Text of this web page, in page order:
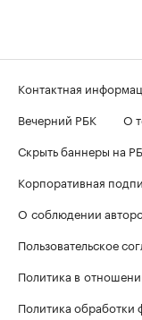
Контактная
Вечерний РБК
О
Скрыть баннеры на
Корпоративная
О соблюдении
Пользовательское
Политика в
Политика обработки